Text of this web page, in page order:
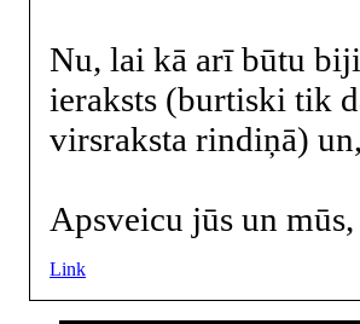
Nu, lai kā arī būtu
ieraksts (burtiski tik
virsraksta rindiņā)
Apsveicu jūs un
Link